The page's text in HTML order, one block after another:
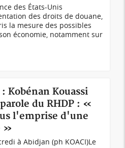
des États-Unis
des droits de douane,
la mesure des possibles
économie, notamment sur
Kobénan Kouassi
du RHDP : «
l'emprise d'une
»
à Abidjan (ph KOACI)Le